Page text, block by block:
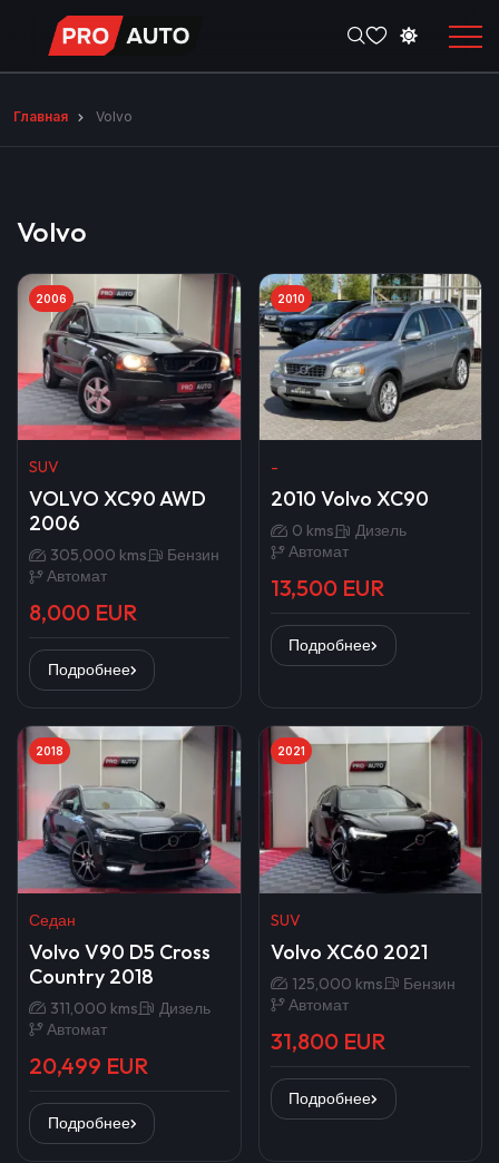
Главная Volvo
Volvo
2006
SUV
VOLVO XC90 AWD
2006
305,000 kms
Бензин
Автомат
8,000 EUR
Подробнее
2010
-
2010 Volvo XC90
0 kms
Дизель
Автомат
13,500 EUR
Подробнее
2018
Седан
Volvo V90 D5 Cross
Country 2018
311,000 kms
Дизель
Автомат
20,499 EUR
Подробнее
2021
SUV
Volvo XC60 2021
125,000 kms
Бензин
Автомат
31,800 EUR
Подробнее